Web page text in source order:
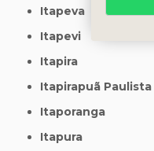
Itapeva
Itapevi
Itapira
Itapirapuã Paulista
Itaporanga
Itapura